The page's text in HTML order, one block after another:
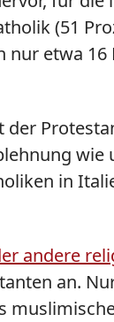
(51
etwa
in
andere
an.